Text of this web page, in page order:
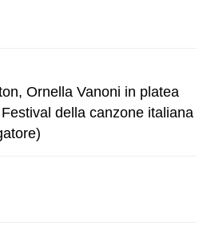
Ornella Vanoni in platea
della canzone italiana